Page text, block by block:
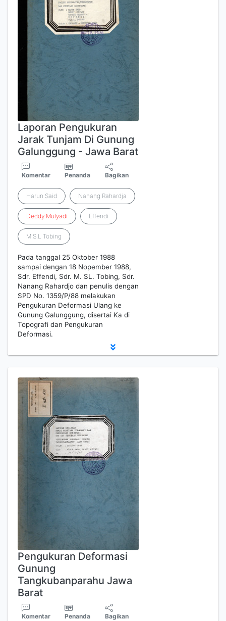
Laporan Pengukuran
Jarak Tunjam Di Gunung
Galunggung - Jawa Barat
Komentar Penanda Bagikan
Harun Said Nanang Rahardja
Deddy Mulyadi Effendi
M.S.L Tobing
Pada tanggal 25 Oktober 1988
sampai dengan 18 Nopember 1988,
Sdr. Effendi, Sdr. M. SL. Tobing, Sdr.
Nanang Rahardjo dan penulis dengan
SPD No. 1359/P/88 melakukan
Pengukuran Deformasi Ulang ke
Gunung Galunggung, disertai Ka di
Topografi dan Pengukuran
Deformasi.
Pengukuran Deformasi
Gunung
Tangkubanparahu Jawa
Barat
Komentar Penanda Bagikan